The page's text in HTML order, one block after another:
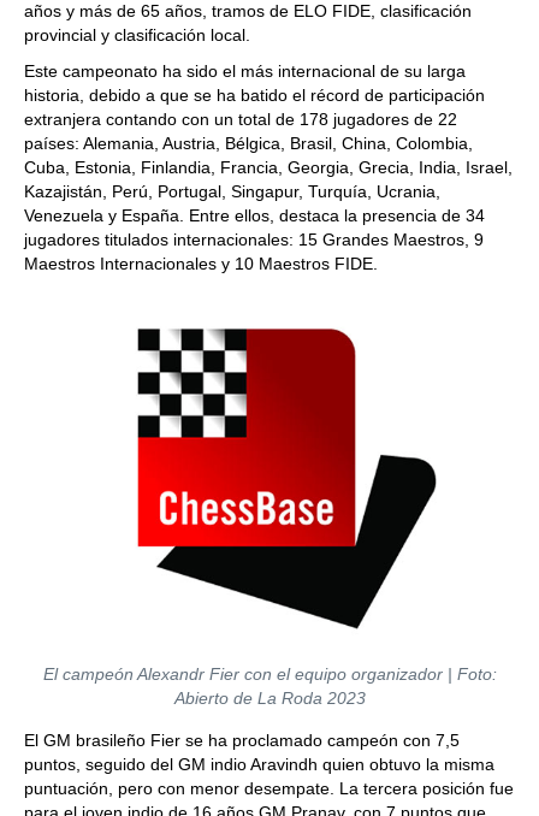
años y más de 65 años, tramos de ELO FIDE, clasificación
provincial y clasificación local.
Este campeonato ha sido el más internacional de su larga
historia, debido a que se ha batido el récord de participación
extranjera contando con un total de 178 jugadores de 22
países: Alemania, Austria, Bélgica, Brasil, China, Colombia,
Cuba, Estonia, Finlandia, Francia, Georgia, Grecia, India, Israel,
Kazajistán, Perú, Portugal, Singapur, Turquía, Ucrania,
Venezuela y España. Entre ellos, destaca la presencia de 34
jugadores titulados internacionales: 15 Grandes Maestros, 9
Maestros Internacionales y 10 Maestros FIDE.
El campeón Alexandr Fier con el equipo organizador | Foto:
Abierto de La Roda 2023
El GM brasileño Fier se ha proclamado campeón con 7,5
puntos, seguido del GM indio Aravindh quien obtuvo la misma
puntuación, pero con menor desempate. La tercera posición fue